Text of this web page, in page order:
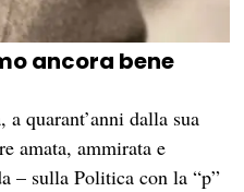
ancora bene
quarant’anni dalla sua
amata, ammirata e
– sulla Politica con la “p”